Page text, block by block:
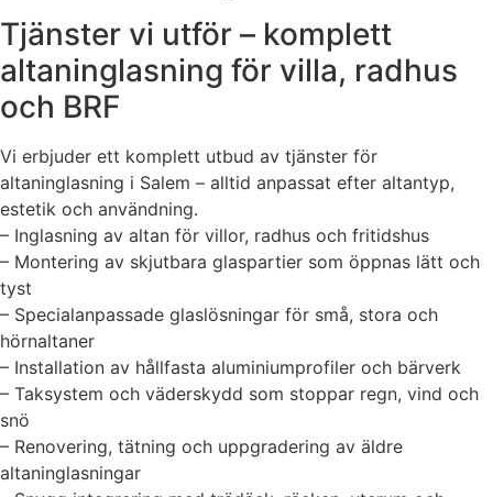
Tjänster vi utför – komplett
altaninglasning för villa, radhus
och BRF
Vi erbjuder ett komplett utbud av tjänster för
altaninglasning i Salem – alltid anpassat efter altantyp,
estetik och användning.
– Inglasning av altan för villor, radhus och fritidshus
– Montering av skjutbara glaspartier som öppnas lätt och
tyst
– Specialanpassade glaslösningar för små, stora och
hörnaltaner
– Installation av hållfasta aluminiumprofiler och bärverk
– Taksystem och väderskydd som stoppar regn, vind och
snö
– Renovering, tätning och uppgradering av äldre
altaninglasningar